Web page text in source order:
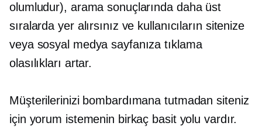
olumludur), arama sonuçlarında daha üst
sıralarda yer alırsınız ve kullanıcıların sitenize
veya sosyal medya sayfanıza tıklama
olasılıkları artar.
Müşterilerinizi bombardımana tutmadan siteniz
için yorum istemenin birkaç basit yolu vardır.